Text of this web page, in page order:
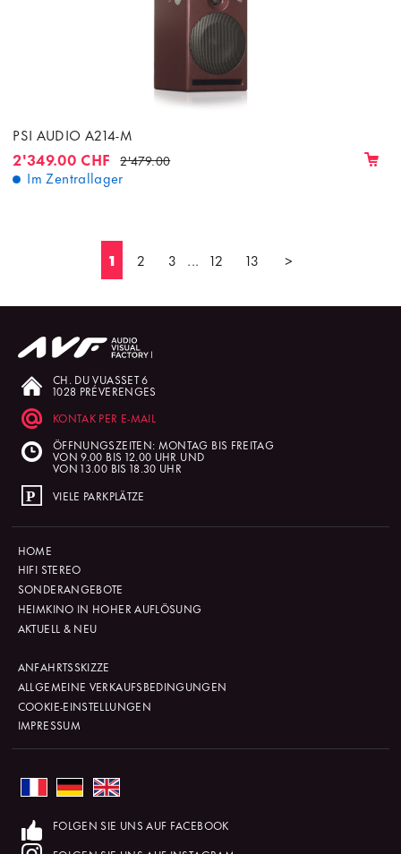
PSI AUDIO A214-M
2'349.00 CHF 2'479.00
Im Zentrallager
1 2 3 ... 12 13 >
CH. DU VUASSET 6
1028 PRÉVERENGES
KONTAK PER E-MAIL
ÖFFNUNGSZEITEN: MONTAG BIS FREITAG
VON 9.00 BIS 12.00 UHR UND
VON 13.00 BIS 18.30 UHR
VIELE PARKPLÄTZE
HOME
HIFI STEREO
SONDERANGEBOTE
HEIMKINO IN HOHER AUFLÖSUNG
AKTUELL & NEU
ANFAHRTSSKIZZE
ALLGEMEINE VERKAUFSBEDINGUNGEN
COOKIE-EINSTELLUNGEN
IMPRESSUM
FOLGEN SIE UNS AUF FACEBOOK